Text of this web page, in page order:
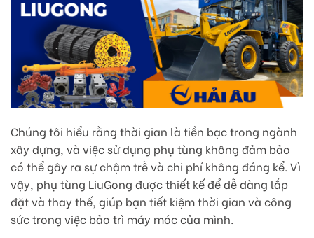
Chúng tôi hiểu rằng thời gian là tiền bạc trong ngành
xây dựng, và việc sử dụng phụ tùng không đảm bảo
có thể gây ra sự chậm trễ và chi phí không đáng kể. Vì
vậy, phụ tùng LiuGong được thiết kế để dễ dàng lắp
đặt và thay thế, giúp bạn tiết kiệm thời gian và công
sức trong việc bảo trì máy móc của mình.